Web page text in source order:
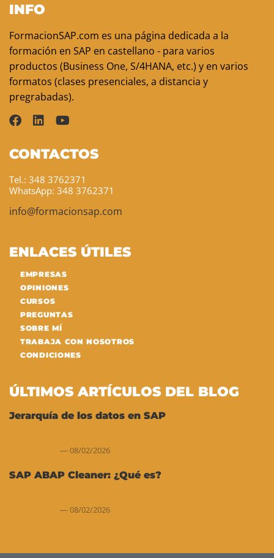
INFO
FormacionSAP.com es una página dedicada a la
formación en SAP en castellano - para varios
productos (Business One, S/4HANA, etc.) y en varios
formatos (clases presenciales, a distancia y
pregrabadas).
CONTACTOS
Tel.: 348 3762371
WhatsApp: 348 3762371
info@formacionsap.com
ENLACES ÚTILES
EMPRESAS
OPINIONES
CURSOS
PREGUNTAS
SOBRE MÍ
TRABAJA CON NOSOTROS
CONDICIONES
ÚLTIMOS ARTÍCULOS DEL BLOG
Jerarquía de los datos en SAP
08/02/2026
SAP ABAP Cleaner: ¿Qué es?
08/02/2026